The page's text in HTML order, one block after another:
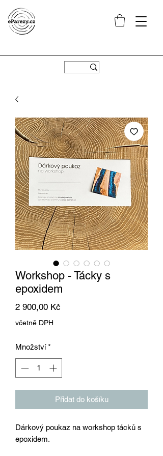
Workshop - Tácky s
epoxidem
2 900,00 Kč
včetně DPH
Množství *
Přidat do košíku
Dárkový poukaz na workshop tácků s
epoxidem.